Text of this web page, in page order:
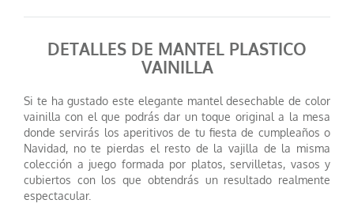
DETALLES DE MANTEL PLASTICO
VAINILLA
Si te ha gustado este elegante mantel desechable de color
vainilla con el que podrás dar un toque original a la mesa
donde servirás los aperitivos de tu fiesta de cumpleaños o
Navidad, no te pierdas el resto de la vajilla de la misma
colección a juego formada por platos, servilletas, vasos y
cubiertos con los que obtendrás un resultado realmente
espectacular.